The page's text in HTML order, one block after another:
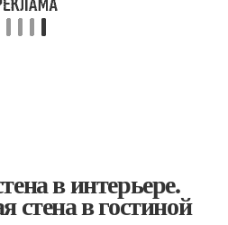
в интерьере.
стена в гостиной